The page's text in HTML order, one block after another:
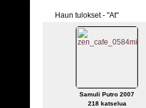
Haun tulokset - "At"
Samuli Putro 2007
218 katselua